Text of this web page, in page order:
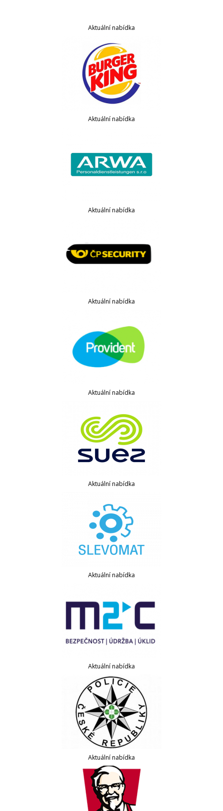
Aktuální nabídka
Aktuální nabídka
Aktuální nabídka
Aktuální nabídka
Aktuální nabídka
Aktuální nabídka
Aktuální nabídka
Aktuální nabídka
Aktuální nabídka